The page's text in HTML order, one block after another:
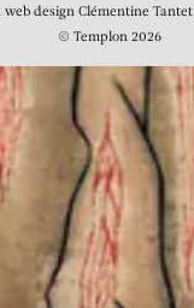
web design Clémentine Tantet
© Templon 2026